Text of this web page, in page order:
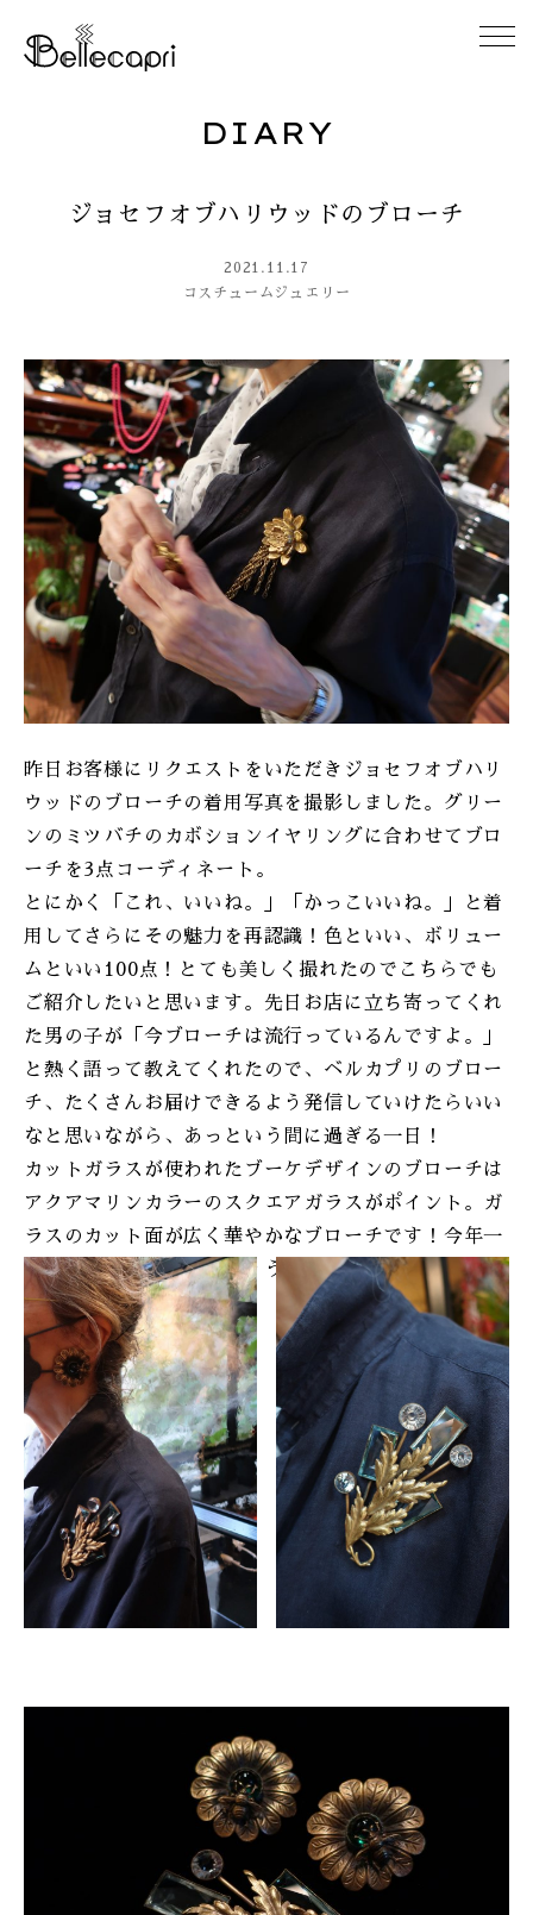
ACCESS
GALLERY
DIARY
CONTACT
ONLINE SHOP
DIARY
ジョセフオブハリウッドのブローチ
2021.11.17
コスチュームジュエリー
昨日お客様にリクエストをいただきジョセフオブハリ
ウッドのブローチの着用写真を撮影しました。グリー
ンのミツバチのカボションイヤリングに合わせてブロ
ーチを3点コーディネート。
とにかく「これ、いいね。」「かっこいいね。」と着
用してさらにその魅力を再認識！色といい、ボリュー
ムといい100点！とても美しく撮れたのでこちらでも
ご紹介したいと思います。先日お店に立ち寄ってくれ
た男の子が「今ブローチは流行っているんですよ。」
と熱く語って教えてくれたので、ベルカプリのブロー
チ、たくさんお届けできるよう発信していけたらいい
なと思いながら、あっという間に過ぎる一日！
カットガラスが使われたブーケデザインのブローチは
アクアマリンカラーのスクエアガラスがポイント。ガ
ラスのカット面が広く華やかなブローチです！今年一
年のご褒美にいかがでしょうか。